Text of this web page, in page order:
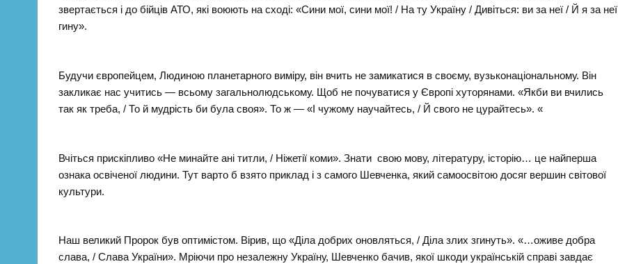
звертається і до бійців АТО, які воюють на сході: «Сини мої, сини мої! / На ту Україну / Дивіться: ви за неї / Й я за неї
гину».
Будучи європейцем, Людиною планетарного виміру, він вчить не замикатися в своєму, вузьконаціональному. Він
закликає нас учитись — всьому загальнолюдському. Щоб не почуватися у Європі хуторянами. «Якби ви вчились
так як треба, / То й мудрість би була своя». То ж — «І чужому научайтесь, / Й свого не цурайтесь». «
Вчіться прискіпливо «Не минайте ані титли, / Ніжетії коми». Знати свою мову, літературу, історію… це найперша
ознака освіченої людини. Тут варто б взято приклад і з самого Шевченка, який самоосвітою досяг вершин світової
культури.
Наш великий Пророк був оптимістом. Вірив, що «Діла добрих оновляться, / Діла злих згинуть». «…оживе добра
слава, / Слава України». Мріючи про незалежну Україну, Шевченко бачив, якої шкоди українській справі завдає